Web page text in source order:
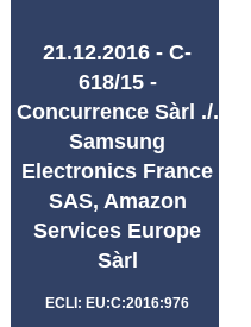
21.12.2016 - C-
618/15 -
Concurrence Sàrl ./.
Samsung
Electronics France
SAS, Amazon
Services Europe
Sàrl
ECLI: EU:C:2016:976